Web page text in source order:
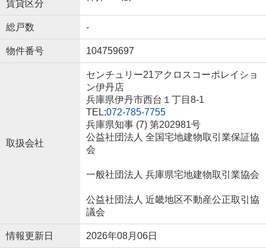
賃貸区分
総戸数 -
物件番号 104759697
取扱会社
センチュリー21アクロスコーポレイショ
ン伊丹店
兵庫県伊丹市西台１丁目8-1
TEL:072-785-7755
兵庫県知事 (7) 第202981号
公益社団法人 全国宅地建物取引業保証協
会
一般社団法人 兵庫県宅地建物取引業協会
公益社団法人 近畿地区不動産公正取引協
議会
情報更新日 2026年08月06日